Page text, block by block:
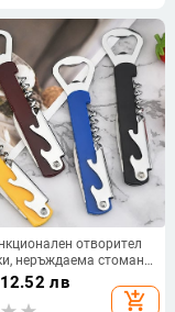
отворител
неръждаема стомана,
модерен
дизайн
12.52 лв
add_shopping_cart